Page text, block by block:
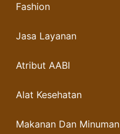
Fashion
Jasa Layanan
Atribut AABI
Alat Kesehatan
Makanan Dan Minuman